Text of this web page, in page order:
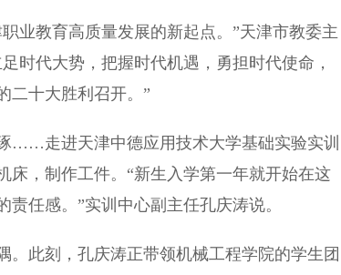
教育高质量发展的新起点。”天津市教委主
时代大势，把握时代机遇，勇担时代使命，
二十大胜利召开。”
走进天津中德应用技术大学基础实验实训
床，制作工件。“新生入学第一年就开始在这
任感。”实训中心副主任孔庆涛说。
此刻，孔庆涛正带领机械工程学院的学生团